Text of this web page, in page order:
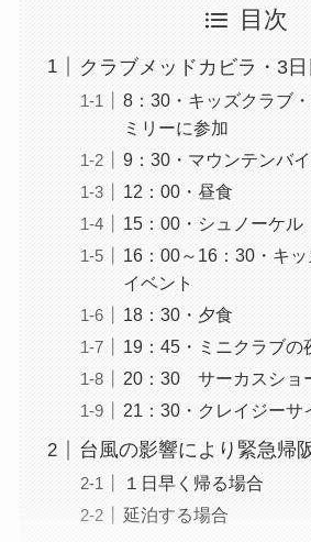
目次
クラブメッドカビラ・3日
8：30・キッズクラブ
ミリーに参加
9：30・マウンテンバイ
12：00・昼食
15：00・シュノーケル
16：00～16：30・キ
イベント
18：30・夕食
19：45・ミニクラブの
20：30 サーカスショ
21：30・クレイジーサ
台風の影響により緊急帰
１日早く帰る場合
延泊する場合